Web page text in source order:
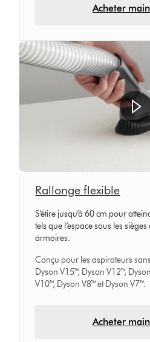
Acheter
Rallonge flexible
S’étire jusqu’à 60 cm pour
tels que l’espace sous les
armoires.
Conçu pour les aspirateurs
Dyson V15™, Dyson V12™,
V10™, Dyson V8™ et Dyson V7™.
Acheter